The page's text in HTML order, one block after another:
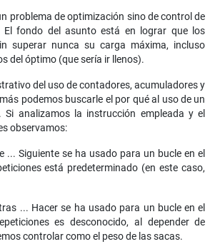
problema de optimización sino de control de
El fondo del asunto está en lograr que los
superar nunca su carga máxima, incluso
del óptimo (que sería ir llenos).
del uso de contadores, acumuladores y
podemos buscarle el por qué al uso de un
analizamos la instrucción empleada y el
observamos:
... Siguiente se ha usado para un bucle en el
está predeterminado (en este caso,
... Hacer se ha usado para un bucle en el
es desconocido, al depender de
controlar como el peso de las sacas.